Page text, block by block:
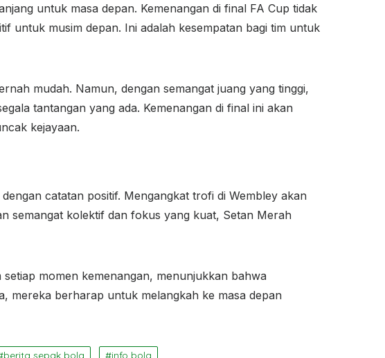
untuk masa depan. Kemenangan di final FA Cup tidak
untuk musim depan. Ini adalah kesempatan bagi tim untuk
mudah. Namun, dengan semangat juang yang tinggi,
tantangan yang ada. Kemenangan di final ini akan
kejayaan.
catatan positif. Mengangkat trofi di Wembley akan
semangat kolektif dan fokus yang kuat, Setan Merah
momen kemenangan, menunjukkan bahwa
mereka berharap untuk melangkah ke masa depan
berita sepak bola info bola